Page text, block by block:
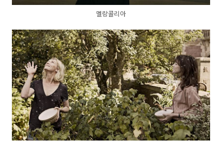
멜랑콜리아